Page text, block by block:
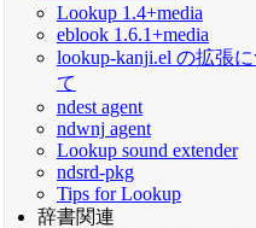
Lookup 1.4+media
eblook 1.6.1+media
lookup-kanji.el の拡張
て
ndest agent
ndwnj agent
Lookup sound extender
ndsrd-pkg
Tips for Lookup
辞書関連